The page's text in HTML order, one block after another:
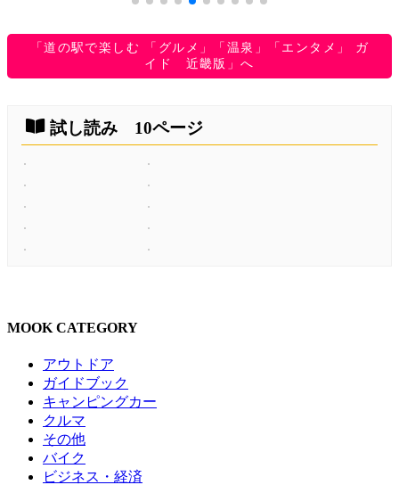
「道の駅で楽しむ 「グルメ」「温泉」「エンタメ」 ガ
イド 近畿版」へ
試し読み 10ページ
MOOK CATEGORY
アウトドア
ガイドブック
キャンピングカー
クルマ
その他
バイク
ビジネス・経済